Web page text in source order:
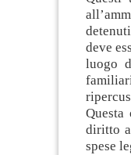
deve
luogo
Questa
diritto
spese